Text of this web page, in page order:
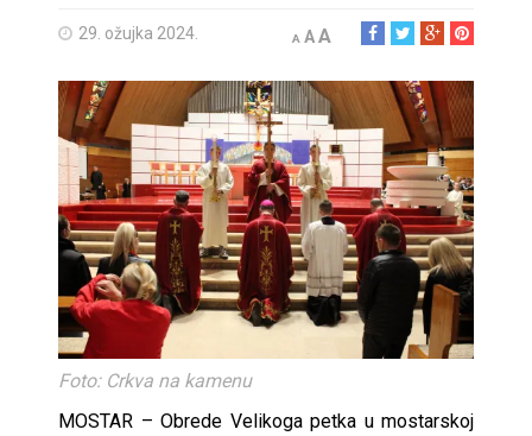
29. ožujka 2024. A AA
Foto: Crkva na kamenu
MOSTAR – Obrede Velikoga petka u mostarskoj